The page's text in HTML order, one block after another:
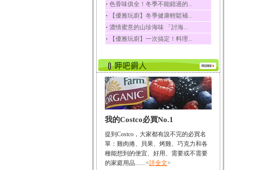
榛果
榛果裡所含的營養素有
蛋白質、脂肪、醣類...
迷迭香
酸、迷迭香酸、植物...
咖啡
咖啡中的咖啡因會刺激
中樞神經系統，特別...
椰子
椰子含有糖類、脂肪、
荔枝
荔枝性質溫和所含的營
養素有醣類、檸檬酸...
‧ 色香味俱全！冬季不能錯過的...
‧ 【優雅玩廚】冬季健康輕鬆補...
‧ 濃情蜜意的山珍海味 「討海...
‧ 【優雅玩廚】一次搞定！料理...
我的Costco必買No.1
提到Costco，大家都有說不完的必買名
單：雞肉捲、貝果、烤雞、巧克力和各
種能想到的便宜、好用、需要或不需要
的家庭用品.......<詳全文>